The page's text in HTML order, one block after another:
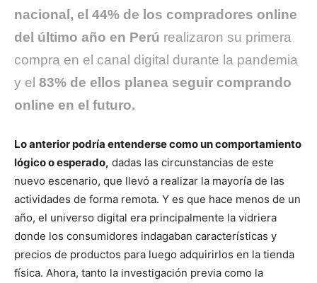
nacional, el 44% de los compradores online
del último año en Perú realizaron su primera
compra en el canal digital durante la pandemia
y el 83% de ellos planea seguir comprando
online en el futuro.
Lo anterior podría entenderse como un comportamiento
lógico o esperado, dadas las circunstancias de este
nuevo escenario, que llevó a realizar la mayoría de las
actividades de forma remota. Y es que hace menos de un
año, el universo digital era principalmente la vidriera
donde los consumidores indagaban características y
precios de productos para luego adquirirlos en la tienda
física. Ahora, tanto la investigación previa como la